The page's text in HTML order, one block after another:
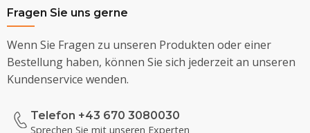
Fragen Sie uns gerne
Wenn Sie Fragen zu unseren Produkten oder einer
Bestellung haben, können Sie sich jederzeit an unseren
Kundenservice wenden.
Telefon +43 670 3080030
Sprechen Sie mit unseren Experten